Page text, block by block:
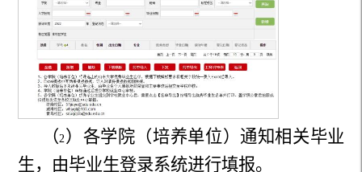
（2 ）各学院（培养单位）通知相关毕业
生，由毕业生登录系统进行填报。